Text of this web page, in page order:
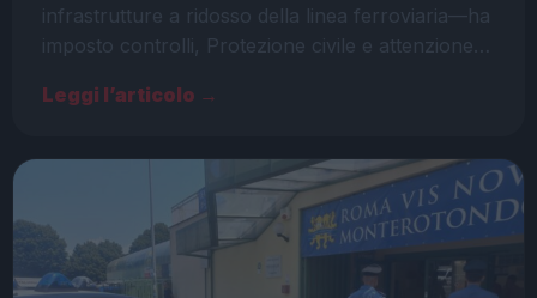
infrastrutture a ridosso della linea ferroviaria—ha
imposto controlli, Protezione civile e attenzione…
Leggi l’articolo →